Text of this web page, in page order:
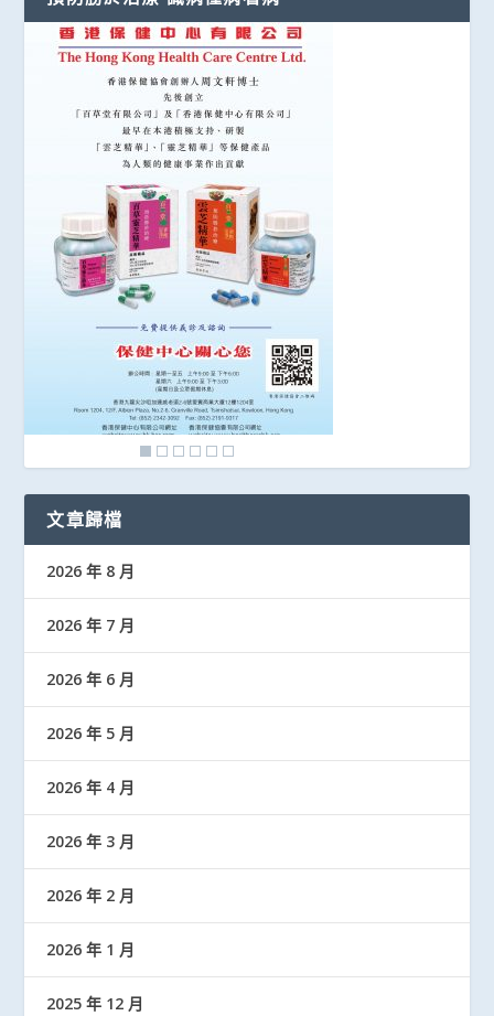
文章歸檔
2026 年 8 月
2026 年 7 月
2026 年 6 月
2026 年 5 月
2026 年 4 月
2026 年 3 月
2026 年 2 月
2026 年 1 月
2025 年 12 月